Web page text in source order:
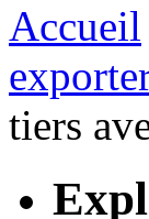
Accueil
tiers